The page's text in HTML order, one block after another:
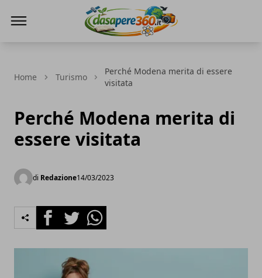
Home Turismo
Perché Modena merita di essere
visitata
Perché Modena merita di
essere visitata
di Redazione14/03/2023
FacebookTwitterWhatsapp